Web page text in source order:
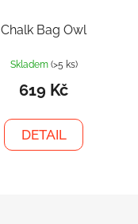
Chalk Bag Owl
Skladem (>5 ks)
619 Kč
DETAIL